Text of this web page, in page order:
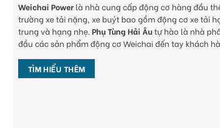
Weichai Power là nhà cung cấp động cơ hàng đầu
trường xe tải nặng, xe buýt bao gồm động cơ xe tải
trung và hạng nhẹ. Phụ Tùng Hải Âutự hào là nhà
đầu các sản phẩm động cơ Weichai đến tay khách
TÌM HIỂU THÊM